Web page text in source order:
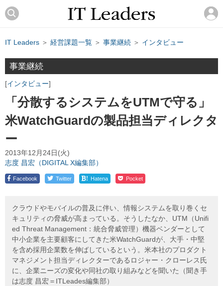
IT Leaders ＞ 経営課題一覧 ＞ 事業継続 ＞ インタビュー
事業継続
インタビュー
「分散するシステムをUTMで守る」
米WatchGuardの製品担当ディレクタ
ー
2013年12月24日(火)
志度 昌宏（DIGITAL X編集部）
Facebook Twitter ! Hatena Pocket
クラウドやモバイルの普及に伴い、情報システムを取り巻くセ
キュリティの脅威が高まっている。そうしたなか、UTM（Unifi
ed Threat Management：統合脅威管理）機器ベンダーとして
中小企業を主要顧客にしてきた米WatchGuardが、大手・中堅
を含め採用企業数を伸ばしているという。米本社のプロダクト
マネジメント担当ディレクターであるロジャー・クローレス氏
に、企業ニーズの変化や同社の取り組みなどを聞いた（聞き手
は志度 昌宏＝ITLeades編集部）